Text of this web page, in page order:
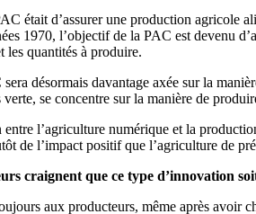
était d’assurer une production agricole
1970, l’objectif de la PAC est devenu
les quantités à produire.
sera désormais davantage axée sur la
se concentre sur la manière de
l’agriculture numérique et la
de l’impact positif que l’agriculture de
craignent que ce type d’innovation
aux producteurs, même après avoir